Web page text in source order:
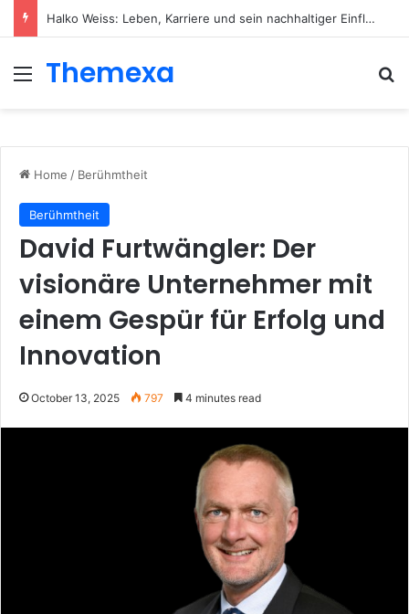
Halko Weiss: Leben, Karriere und sein nachhaltiger Einfluss auf die moderne Körperpsychotherapie
Menu
Themexa
Home / Berühmtheit
Berühmtheit
David Furtwängler: Der
visionäre Unternehmer mit
einem Gespür für Erfolg und
Innovation
October 13, 2025 797 4 minutes read